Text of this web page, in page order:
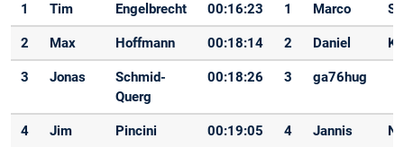
1 Tim Engelbrecht 00:16:23 1 Marco
2 Max Hoffmann 00:18:14 2 Daniel
3 Jonas
Schmid-
Querg
00:18:26 3 ga76hug
4 Jim Pincini 00:19:05 4 Jannis